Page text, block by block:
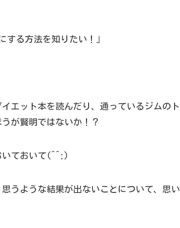
する方法を知りたい！」
エット本を読んだり、通っているジムのト
が賢明ではないか！？
いておいて(^^;)
うような結果が出ないことについて、思い